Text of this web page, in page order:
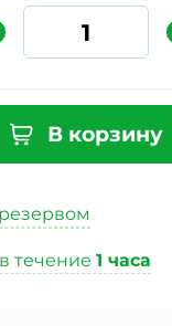
В корзину
течение 1 часа